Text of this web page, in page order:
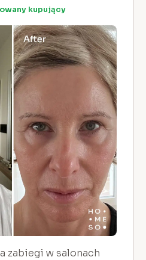
kupujący
zabiegi w salonach